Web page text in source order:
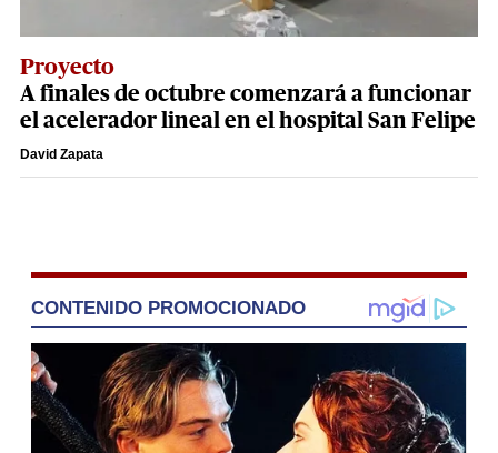
Proyecto
A finales de octubre comenzará a funcionar
el acelerador lineal en el hospital San Felipe
David Zapata
CONTENIDO PROMOCIONADO